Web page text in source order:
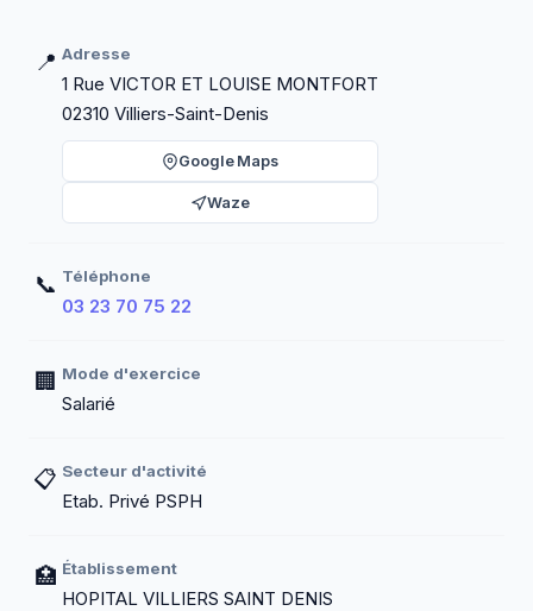
📍 Adresse
1 Rue VICTOR ET LOUISE MONTFORT
02310 Villiers-Saint-Denis
Google Maps
Waze
📞 Téléphone
03 23 70 75 22
🏢 Mode d'exercice
Salarié
📋 Secteur d'activité
Etab. Privé PSPH
🏥 Établissement
HOPITAL VILLIERS SAINT DENIS